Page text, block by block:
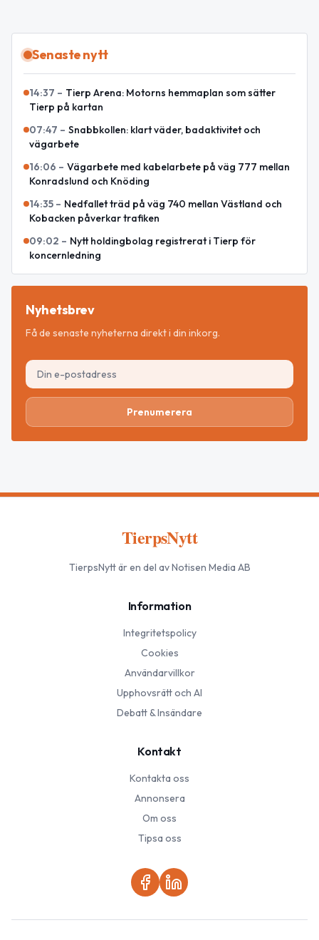
Senaste nytt
14:37 – Tierp Arena: Motorns hemmaplan som sätter
Tierp på kartan
07:47 – Snabbkollen: klart väder, badaktivitet och
vägarbete
16:06 – Vägarbete med kabelarbete på väg 777 mellan
Konradslund och Knöding
14:35 – Nedfallet träd på väg 740 mellan Västland och
Kobacken påverkar trafiken
09:02 – Nytt holdingbolag registrerat i Tierp för
koncernledning
Nyhetsbrev
Få de senaste nyheterna direkt i din inkorg.
Prenumerera
TierpsNytt
TierpsNyttär en del av Notisen Media AB
Information
Integritetspolicy
Cookies
Användarvillkor
Upphovsrätt och AI
Debatt & Insändare
Kontakt
Kontakta oss
Annonsera
Om oss
Tipsa oss